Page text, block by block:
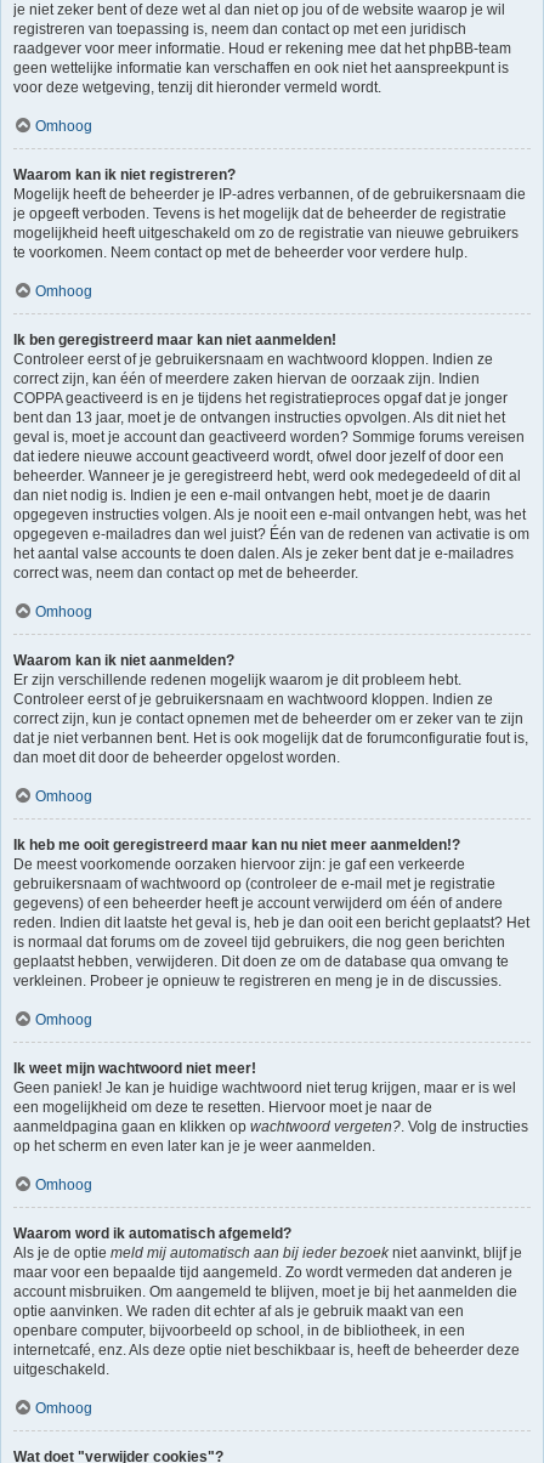
je niet zeker bent of deze wet al dan niet op jou of de website waarop je wil
registreren van toepassing is, neem dan contact op met een juridisch
raadgever voor meer informatie. Houd er rekening mee dat het phpBB-team
geen wettelijke informatie kan verschaffen en ook niet het aanspreekpunt is
voor deze wetgeving, tenzij dit hieronder vermeld wordt.
Omhoog
Waarom kan ik niet registreren?
Mogelijk heeft de beheerder je IP-adres verbannen, of de gebruikersnaam die
je opgeeft verboden. Tevens is het mogelijk dat de beheerder de registratie
mogelijkheid heeft uitgeschakeld om zo de registratie van nieuwe gebruikers
te voorkomen. Neem contact op met de beheerder voor verdere hulp.
Omhoog
Ik ben geregistreerd maar kan niet aanmelden!
Controleer eerst of je gebruikersnaam en wachtwoord kloppen. Indien ze
correct zijn, kan één of meerdere zaken hiervan de oorzaak zijn. Indien
COPPA geactiveerd is en je tijdens het registratieproces opgaf dat je jonger
bent dan 13 jaar, moet je de ontvangen instructies opvolgen. Als dit niet het
geval is, moet je account dan geactiveerd worden? Sommige forums vereisen
dat iedere nieuwe account geactiveerd wordt, ofwel door jezelf of door een
beheerder. Wanneer je je geregistreerd hebt, werd ook medegedeeld of dit al
dan niet nodig is. Indien je een e-mail ontvangen hebt, moet je de daarin
opgegeven instructies volgen. Als je nooit een e-mail ontvangen hebt, was het
opgegeven e-mailadres dan wel juist? Één van de redenen van activatie is om
het aantal valse accounts te doen dalen. Als je zeker bent dat je e-mailadres
correct was, neem dan contact op met de beheerder.
Omhoog
Waarom kan ik niet aanmelden?
Er zijn verschillende redenen mogelijk waarom je dit probleem hebt.
Controleer eerst of je gebruikersnaam en wachtwoord kloppen. Indien ze
correct zijn, kun je contact opnemen met de beheerder om er zeker van te zijn
dat je niet verbannen bent. Het is ook mogelijk dat de forumconfiguratie fout is,
dan moet dit door de beheerder opgelost worden.
Omhoog
Ik heb me ooit geregistreerd maar kan nu niet meer aanmelden!?
De meest voorkomende oorzaken hiervoor zijn: je gaf een verkeerde
gebruikersnaam of wachtwoord op (controleer de e-mail met je registratie
gegevens) of een beheerder heeft je account verwijderd om één of andere
reden. Indien dit laatste het geval is, heb je dan ooit een bericht geplaatst? Het
is normaal dat forums om de zoveel tijd gebruikers, die nog geen berichten
geplaatst hebben, verwijderen. Dit doen ze om de database qua omvang te
verkleinen. Probeer je opnieuw te registreren en meng je in de discussies.
Omhoog
Ik weet mijn wachtwoord niet meer!
Geen paniek! Je kan je huidige wachtwoord niet terug krijgen, maar er is wel
een mogelijkheid om deze te resetten. Hiervoor moet je naar de
aanmeldpagina gaan en klikken op wachtwoord vergeten?. Volg de instructies
op het scherm en even later kan je je weer aanmelden.
Omhoog
Waarom word ik automatisch afgemeld?
Als je de optie meld mij automatisch aan bij ieder bezoekniet aanvinkt, blijf je
maar voor een bepaalde tijd aangemeld. Zo wordt vermeden dat anderen je
account misbruiken. Om aangemeld te blijven, moet je bij het aanmelden die
optie aanvinken. We raden dit echter af als je gebruik maakt van een
openbare computer, bijvoorbeeld op school, in de bibliotheek, in een
internetcafé, enz. Als deze optie niet beschikbaar is, heeft de beheerder deze
uitgeschakeld.
Omhoog
Wat doet "verwijder cookies"?